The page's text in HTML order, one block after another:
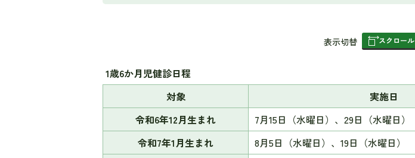
表
の
表示切替 スクロール
1歳6か月児健診日程
対象
実施日
令和6年12月生まれ
7月15日（水曜日）、29日（水曜日）
令和7年1月生まれ
8月5日（水曜日）、19日（水曜日）